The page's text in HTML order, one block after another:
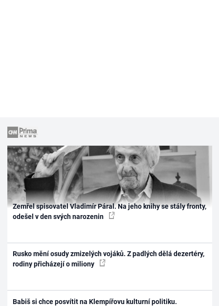
Zemřel spisovatel Vladimír Páral. Na jeho knihy se stály fronty,
odešel v den svých narozenin
Rusko mění osudy zmizelých vojáků. Z padlých dělá dezertéry,
rodiny přicházejí o miliony
Babiš si chce posvítit na Klempířovu kulturní politiku.